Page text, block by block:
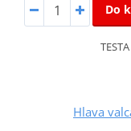
Do
Hlava